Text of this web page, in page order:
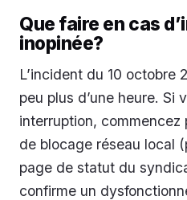
Que faire en cas
inopinée?
L’incident du 10 octobre
peu plus d’une heure. Si
interruption, commencez
de blocage réseau local
page de statut du
confirme un